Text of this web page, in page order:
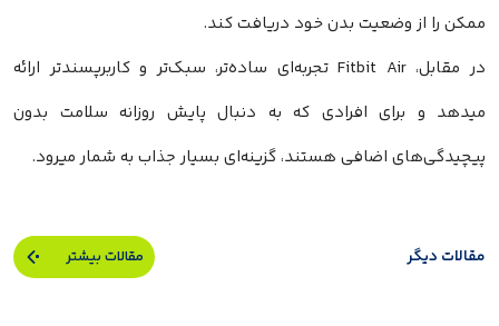
ممکن را از وضعیت بدن خود دریافت کند.
در مقابل، Fitbit Air تجربه‌ای ساده‌تر، سبک‌تر و کاربرپسندتر ارائه
میدهد و برای افرادی که به دنبال پایش روزانه سلامت بدون
پیچیدگی‌های اضافی هستند، گزینه‌ای بسیار جذاب به شمار میرود.
مقالات دیگر مقالات بیشتر